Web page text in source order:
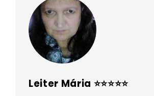
Leiter Mária ⭐⭐⭐⭐⭐